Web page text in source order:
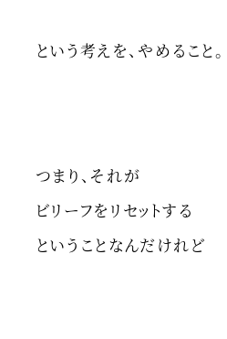
という考えを、やめること。
つまり、それが
ビリーフをリセットする
ということなんだけれど